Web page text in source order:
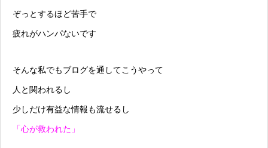
ぞっとするほど苦手で
疲れがハンパないです
そんな私でもブログを通してこうやって
人と関われるし
少しだけ有益な情報も流せるし
「心が救われた」